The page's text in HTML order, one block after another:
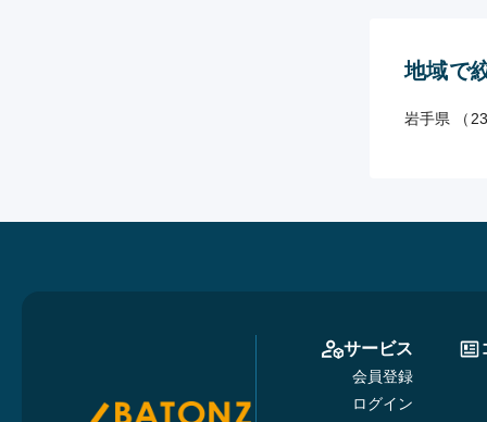
地域で
岩手県 （
サービス
会員登録
ログイン